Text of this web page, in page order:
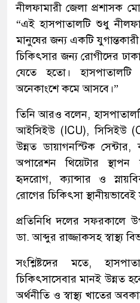
নীলফামারী জেলা প্রশাসক
“এই হাসপাতালটি শুধু
মানুষের জন্য একটি
চিকিৎসার জন্য রোগীদের
যেতে হতো।
অনেকাংশে কমে আসবে।”
তিনি আরও বলেন,
আইসিইউ (ICU), সিসিইউ
উন্নত ডায়াগনস্টিক
অপারেশন থিয়েটার
হৃদরোগ, ক্যান্সার ও
রোগের চিকিৎসা স্থানীয়ভাবেই
প্রতিনিধি দলের সফরকালে
ডা. আব্দুর রাজ্জাকসহ স্বাস্থ্য
সংশ্লিষ্টদের মতে,
চিকিৎসাসেবার মানই উন্নত
অর্থনীতি ও স্বাস্থ্য খাতের